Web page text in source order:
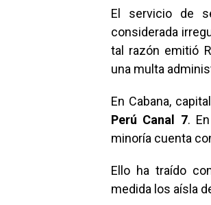
El servicio de
considerada
tal razón emitió
una multa
En Cabana,
Perú Canal 7.
minoría cuenta
Ello ha traído
medida los aísla